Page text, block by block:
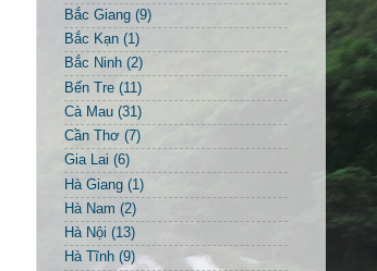
Bắc Giang (9)
Bắc Kạn (1)
Bắc Ninh (2)
Bến Tre (11)
Cà Mau (31)
Cần Thơ (7)
Gia Lai (6)
Hà Giang (1)
Hà Nam (2)
Hà Nội (13)
Hà Tĩnh (9)